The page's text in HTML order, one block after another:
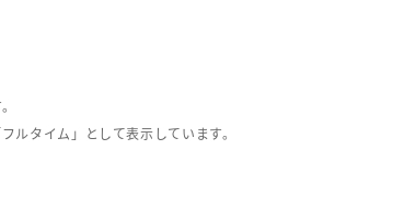
タイム」として表示しています。